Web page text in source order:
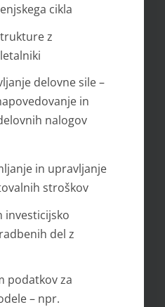
cikla
z
delovne sile –
in
nalogov
in upravljanje
stroškov
investicijsko
del z
podatkov za
– npr.